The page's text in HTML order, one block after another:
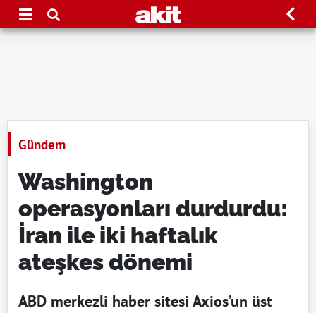
Gündem
Washington
operasyonları durdurdu:
İran ile iki haftalık
ateşkes dönemi
ABD merkezli haber sitesi Axios’un üst